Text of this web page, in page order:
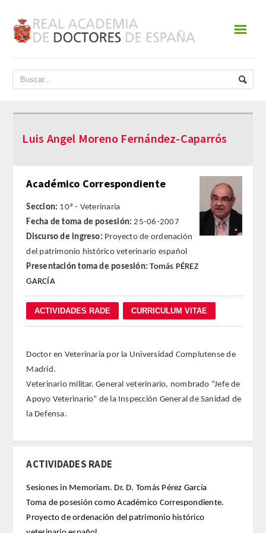
ACADEMIA
DATOS HISTÓRICOS
HISTORIA
JUNTA DE GOBIERNO
NORMATIVA
ESTATUTOS
FUNDACIÓN LIBERADE
ACADÉMICOS
SECCIONES
TEOLOGÍA
HUMANIDADES
MEDICINA
CIENCIAS EXPERIMENTALES
☰
Luis Angel Moreno Fernández-Caparrós
Académico Correspondiente
Seccion: 10ª - Veterinaria
Fecha de toma de posesión: 25-06-2007
Discurso de ingreso: Proyecto de ordenación
del patrimonio histórico veterinario español
Presentación toma de posesión:Tomás PÉREZ
GARCÍA
Doctor en Veterinaria por la Universidad Complutense de
Madrid.
Veterinario militar. General veterinario, nombrado “Jefe de
Apoyo Veterinario” de la Inspección General de Sanidad de
la Defensa.
ACTIVIDADES RADE
Sesiones in Memoriam. Dr. D. Tomás Pérez García
Toma de posesión como Académico Correspondiente.
Proyecto de ordenación del patrimonio histórico